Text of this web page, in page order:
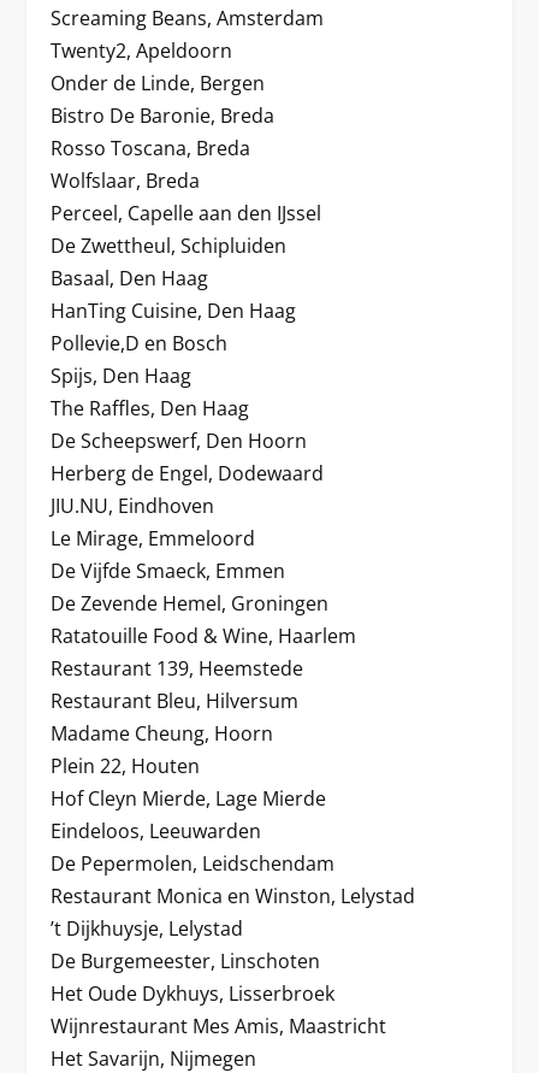
Screaming Beans, Amsterdam
Twenty2, Apeldoorn
Onder de Linde, Bergen
Bistro De Baronie, Breda
Rosso Toscana, Breda
Wolfslaar, Breda
Perceel, Capelle aan den IJssel
De Zwettheul, Schipluiden
Basaal, Den Haag
HanTing Cuisine, Den Haag
Pollevie,D en Bosch
Spijs, Den Haag
The Raffles, Den Haag
De Scheepswerf, Den Hoorn
Herberg de Engel, Dodewaard
JIU.NU, Eindhoven
Le Mirage, Emmeloord
De Vijfde Smaeck, Emmen
De Zevende Hemel, Groningen
Ratatouille Food & Wine, Haarlem
Restaurant 139, Heemstede
Restaurant Bleu, Hilversum
Madame Cheung, Hoorn
Plein 22, Houten
Hof Cleyn Mierde, Lage Mierde
Eindeloos, Leeuwarden
De Pepermolen, Leidschendam
Restaurant Monica en Winston, Lelystad
’t Dijkhuysje, Lelystad
De Burgemeester, Linschoten
Het Oude Dykhuys, Lisserbroek
Wijnrestaurant Mes Amis, Maastricht
Het Savarijn, Nijmegen